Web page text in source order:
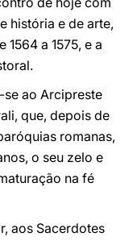
história e de arte,
a 1575, e a
ao Arcipreste
que, depois de
romanas,
o seu zelo e
na fé
aos Sacerdotes